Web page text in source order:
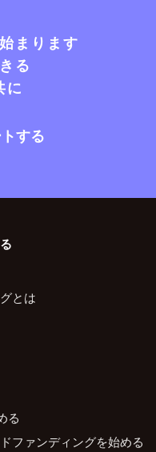
まります
る
に
する
とは
る
ファンディングを始める